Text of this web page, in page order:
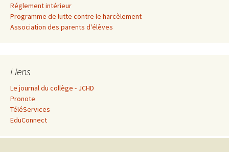
Réglement intérieur
Programme de lutte contre le harcèlement
Association des parents d'élèves
Liens
Le journal du collège - JCHD
Pronote
TéléServices
EduConnect